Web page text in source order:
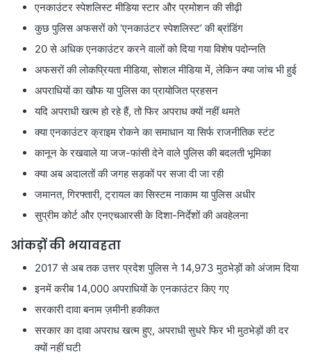
एनकाउंटर स्पेशलिस्ट मीडिया स्टार और प्रमोशन की सीढ़ी
कुछ पुलिस अफसरों को ‘एनकाउंटर स्पेशलिस्ट’ की ब्रांडिंग
20 से अधिक एनकाउंटर करने वालों को दिया गया विशेष पदोन्नति
अफसरों की लोकप्रियता मीडिया, सोशल मीडिया में, लेकिन क्या जांच भी हुई
अपराधियों का खौफ या पुलिस का प्रायोजित प्रहसन
यदि अपराधी खत्म हो रहे हैं, तो फिर अपराध क्यों नहीं थमते
क्या एनकाउंटर क्राइम रोकने का समाधान या सिर्फ राजनीतिक स्टंट
कानून के रखवाले या जज-फांसी देने वाले पुलिस की बदलती भूमिका
क्या अब अदालतों की जगह सड़कों पर सजा दी जा रही
जमानत, गिरफ्तारी, ट्रायल का सिस्टम नाकाम या पुलिस अधीर
सुप्रीम कोर्ट और एनएचआरसी के दिशा-निर्देशों की अवहेलना
आंकड़ों की भयावहता
2017 से अब तक उत्तर प्रदेश पुलिस ने 14,973 मुठभेड़ों को अंजाम दिया
इनमें करीब 14,000 अपराधियों के एनकाउंटर किए गए
सरकारी दावा बनाम ज़मीनी हकीकत
सरकार का दावा अपराध खत्म हुए, अपराधी सुधरे फिर भी मुठभेड़ों की दर
क्यों नहीं घटी